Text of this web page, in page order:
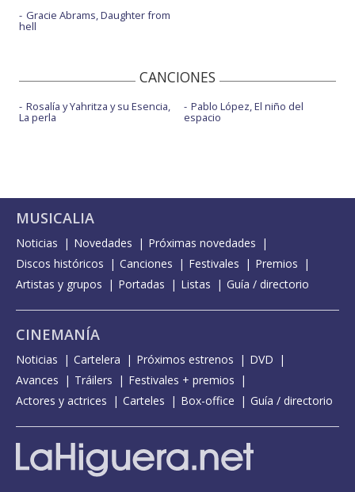
Gracie Abrams, Daughter from
hell
CANCIONES
Rosalía y Yahritza y su Esencia,
La perla
Pablo López, El niño del
espacio
MUSICALIA
Noticias Novedades
Próximas novedades
Discos históricos
Canciones Festivales
Premios
Artistas y grupos
Portadas Listas Guía / directorio
CINEMANÍA
Noticias Cartelera Próximos estrenos
DVD
Avances
Tráilers
Festivales + premios
Actores y actrices
Carteles Box-office Guía / directorio